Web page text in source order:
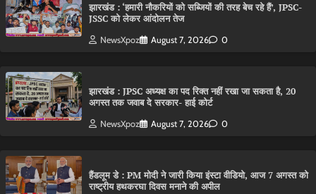
झारखंड : ‘हमारी नौकरियों को सब्जियों की तरह बेच रहे हैं’, JPSC-
JSSC को लेकर आंदोलन तेज
NewsXpoz August 7, 2026 0
झारखंड : JPSC अध्यक्ष का पद रिक्त नहीं रखा जा सकता है, 20
अगस्त तक जवाब दे सरकार- हाई कोर्ट
NewsXpoz August 7, 2026 0
हैंडलूम डे : PM मोदी ने जारी किया इंस्टा वीडियो, आज 7 अगस्त को
राष्ट्रीय हथकरघा दिवस मनाने की अपील